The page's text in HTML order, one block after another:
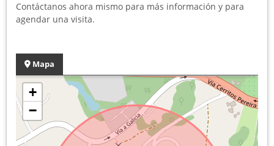
Contáctanos ahora mismo para más información y para
agendar una visita.
Mapa
+
−